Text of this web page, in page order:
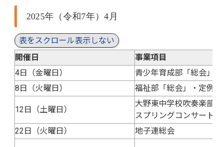
2025年（令和7年）4月
表をスクロール表示しない
開催日
事業項目
4日（金曜日）
青少年育成部「総会」
8日（火曜日）
福祉部「総会」・定例会
12日（土曜日）
大野東中学校吹奏楽部
スプリングコンサート
22日（火曜日）
地子連総会